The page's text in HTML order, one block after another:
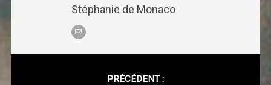
Stéphanie de Monaco
PRÉCÉDENT :